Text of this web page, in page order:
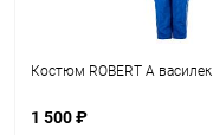
Костюм ROBERT A василек
1 500 ₽